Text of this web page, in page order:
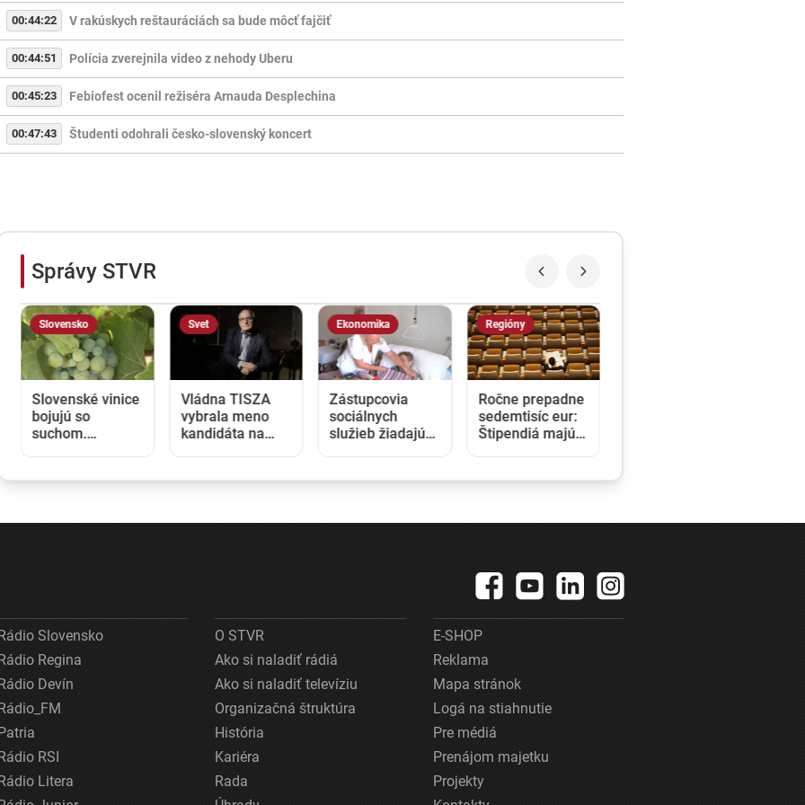
00:44:22 V rakúskych reštauráciách sa bude môcť fajčiť
00:44:51 Polícia zverejnila video z nehody Uberu
00:45:23 Febiofest ocenil režiséra Arnauda Desplechina
00:47:43 Študenti odohrali česko-slovenský koncert
Správy STVR
Slovensko
Slovenské vinice
bojujú so
suchom.
zavlažovať aj
bežne nie je
Svet
Vládna TISZA
vybrala meno
kandidáta na
prezidenta, jeho
očakáva budúci
Ekonomika
Zástupcovia
sociálnych
služieb žiadajú
postupne o 200
Regióny
Ročne prepadne
sedemtisíc eur:
Štipendiá majú
študentom, nikto
nežiada
Slovensko
Regina
Devín
RSI
Litera
O STVR
Ako si naladiť rádiá
Ako si naladiť televíziu
Organizačná štruktúra
História
Kariéra
Rada
E-SHOP
Reklama
Mapa stránok
Logá na stiahnutie
Pre médiá
Prenájom majetku
Projekty